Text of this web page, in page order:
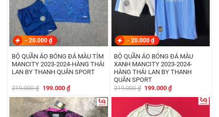
- 20.000 ₫
BỘ QUẦN ÁO BÓNG ĐÁ MÀU TÍM
MANCITY 2023-2024-HÀNG THÁI
LAN BY THANH QUÂN SPORT
219.000₫ Giá
là:
219.000 ₫.
199.000 ₫Giá
hiện
tại
là:
199.000 ₫.
- 20.000 ₫
BỘ QUẦN ÁO BÓNG ĐÁ MÀU
XANH MANCITY 2023-2024-
HÀNG THÁI LAN BY THANH
QUÂN SPORT
219.000₫ Giá
là:
219.000 ₫.
199.000₫Giá
tại
là:
199.000 ₫.